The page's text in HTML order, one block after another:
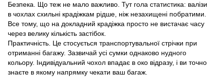
Безпека. Що теж не мало важливо. Тут гола статистика: валізи
в чохлах схильні крадіжкам рідше, ніж незахищені побратими.
Все тому, що на докладний крадіжка просто не вистачає часу
через велику кількість застібок.
Практичність. Це стосується транспортувальної стрічки при
отриманні багажу. Зазвичай усі сумки однаково нудного
кольору. Індивідуальний чохол впадає в око відразу, і ви точно
знаєте в якому напрямку чекати ваш багаж.